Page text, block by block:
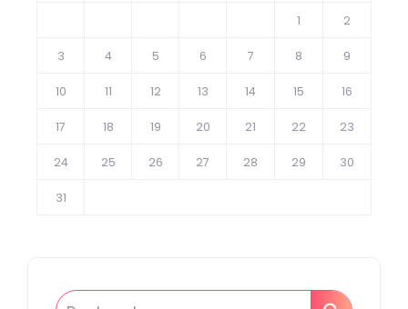
1 2
3 4 5 6 7 8 9
10 11 12 13 14 15 16
17 18 19 20 21 22 23
24 25 26 27 28 29 30
31